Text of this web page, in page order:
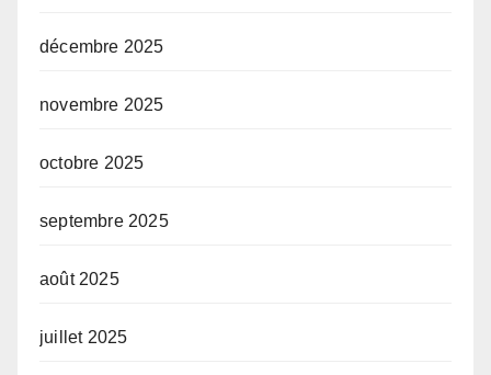
décembre 2025
novembre 2025
octobre 2025
septembre 2025
août 2025
juillet 2025